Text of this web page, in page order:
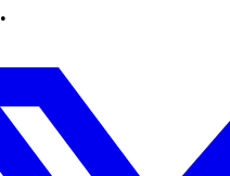
•